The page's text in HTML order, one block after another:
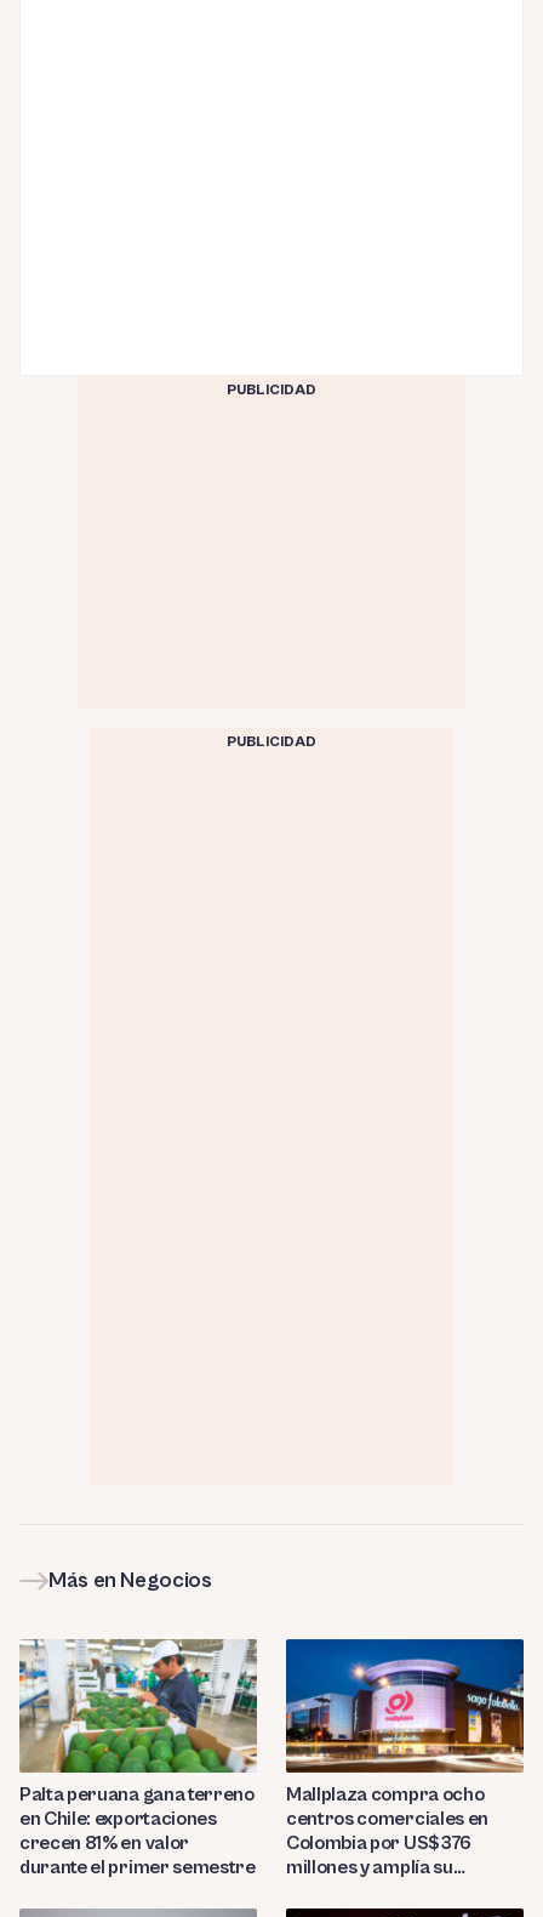
PUBLICIDAD
PUBLICIDAD
Más en Negocios
Palta peruana gana terreno
en Chile: exportaciones
crecen 81% en valor
durante el primer semestre
Mallplaza compra ocho
centros comerciales en
Colombia por US$376
millones y amplía su